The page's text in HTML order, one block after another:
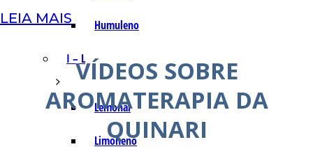
Humuleno
I – L
Lemonal
Limoneno
LEIA MAIS
VÍDEOS SOBRE
AROMATERAPIA DA
QUINARI